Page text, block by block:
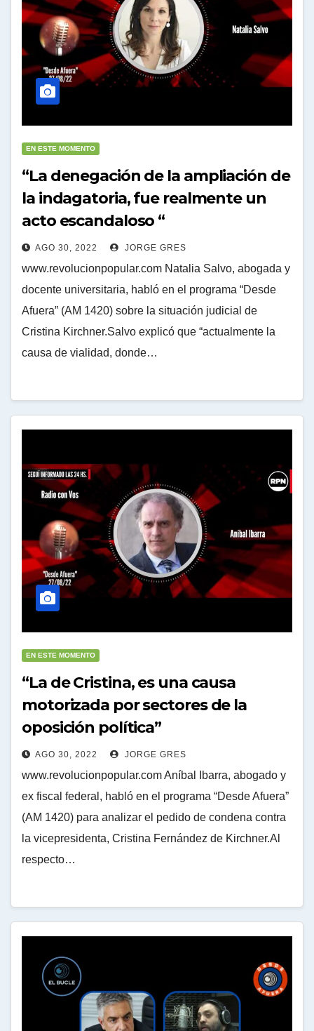
EN ESTE MOMENTO
“La denegación de la ampliación de
la indagatoria, fue realmente un
acto escandaloso “
AGO 30, 2022 JORGE GRES
www.revolucionpopular.com Natalia Salvo, abogada y
docente universitaria, habló en el programa “Desde
Afuera” (AM 1420) sobre la situación judicial de
Cristina Kirchner.Salvo explicó que “actualmente la
causa de vialidad, donde…
EN ESTE MOMENTO
“La de Cristina, es una causa
motorizada por sectores de la
oposición política”
AGO 30, 2022 JORGE GRES
www.revolucionpopular.com Aníbal Ibarra, abogado y
ex fiscal federal, habló en el programa “Desde Afuera”
(AM 1420) para analizar el pedido de condena contra
la vicepresidenta, Cristina Fernández de Kirchner.Al
respecto…